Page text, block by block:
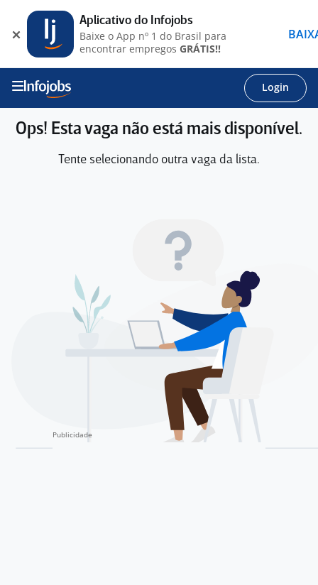
Login
Ops! Esta vaga não está mais disponível.
Tente selecionando outra vaga da lista.
Aplicativo do Infojobs
Baixe o App nº 1 do Brasil para
encontrar empregos GRÁTIS!!